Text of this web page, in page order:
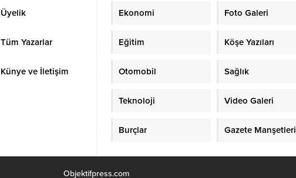
Üyelik
Tüm Yazarlar
Künye ve İletişim
Ekonomi Foto Galeri
Eğitim Köşe Yazıları
Otomobil Sağlık
Teknoloji Video Galeri
Burçlar Gazete Manşetleri
Objektifpress.com